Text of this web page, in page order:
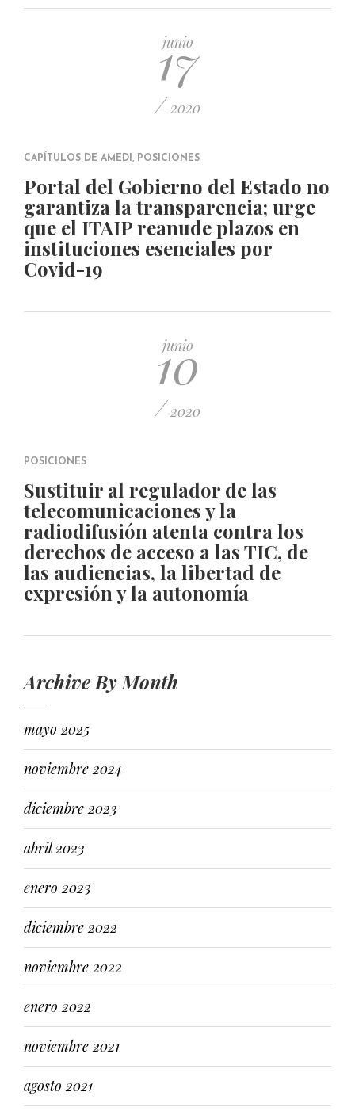
junio
17
/ 2020
CAPÍTULOS DE AMEDI , POSICIONES
Portal del Gobierno del Estado no
garantiza la transparencia; urge
que el ITAIP reanude plazos en
instituciones esenciales por
Covid-19
junio
10
/ 2020
POSICIONES
Sustituir al regulador de las
telecomunicaciones y la
radiodifusión atenta contra los
derechos de acceso a las TIC, de
las audiencias, la libertad de
expresión y la autonomía
Archive By Month
mayo 2025
noviembre 2024
diciembre 2023
abril 2023
enero 2023
diciembre 2022
noviembre 2022
enero 2022
noviembre 2021
agosto 2021